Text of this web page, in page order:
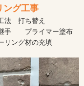
ング工事
法 打ち替え
手 プライマー塗布
ング材の充填